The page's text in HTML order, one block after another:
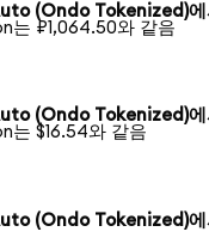
(Ondo Tokenized)에
는 ₽1,064.50와 같음
(Ondo Tokenized)에
는 $16.54와 같음
(Ondo Tokenized)에